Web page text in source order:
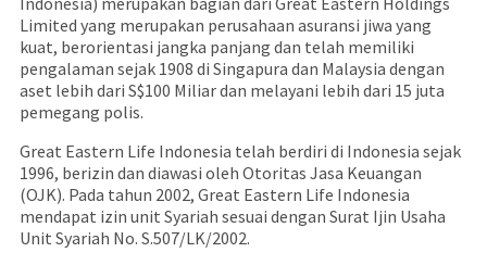
Limited yang merupakan perusahaan asuransi jiwa yang
kuat, berorientasi jangka panjang dan telah memiliki
pengalaman sejak 1908 di Singapura dan Malaysia dengan
aset lebih dari S$100 Miliar dan melayani lebih dari 15 juta
pemegang polis.
Great Eastern Life Indonesia telah berdiri di Indonesia sejak
1996, berizin dan diawasi oleh Otoritas Jasa Keuangan
(OJK). Pada tahun 2002, Great Eastern Life Indonesia
mendapat izin unit Syariah sesuai dengan Surat Ijin Usaha
Unit Syariah No. S.507/LK/2002.